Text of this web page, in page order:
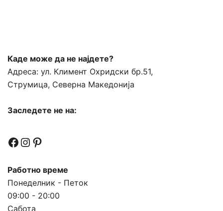
Каде може да не најдете?
Адреса: ул. Климент Охридски бр.51,
Струмица, Северна Македонија
Заследете не на:
Facebook
Instagram
Pinterest
Работно време
Понеделник - Петок
09:00 - 20:00
Сабота